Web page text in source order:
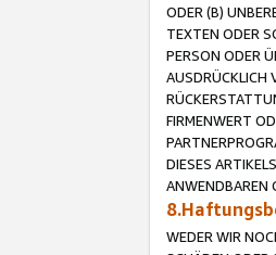
ODER (B)
TEXTEN ODER
PERSON ODER
AUSDRÜCKLICH
FIRMENWERT
DIESES
ANWENDBAREN
WEDER WIR